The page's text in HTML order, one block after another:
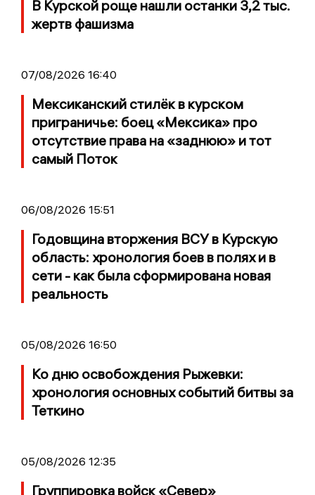
В Курской роще нашли останки 3,2 тыс.
жертв фашизма
07/08/2026 16:40
Мексиканский стилёк в курском
приграничье: боец «Мексика» про
отсутствие права на «заднюю» и тот
самый Поток
06/08/2026 15:51
Годовщина вторжения ВСУ в Курскую
область: хронология боев в полях и в
сети - как была сформирована новая
реальность
05/08/2026 16:50
Ко дню освобождения Рыжевки:
хронология основных событий битвы за
Теткино
05/08/2026 12:35
Группировка войск «Север»